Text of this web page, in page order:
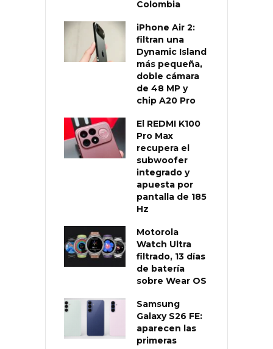
Colombia
iPhone Air 2:
filtran una
Dynamic Island
más pequeña,
doble cámara
de 48 MP y
chip A20 Pro
El REDMI K100
Pro Max
recupera el
subwoofer
integrado y
apuesta por
pantalla de 185
Hz
Motorola
Watch Ultra
filtrado, 13 días
de batería
sobre Wear OS
Samsung
Galaxy S26 FE:
aparecen las
primeras